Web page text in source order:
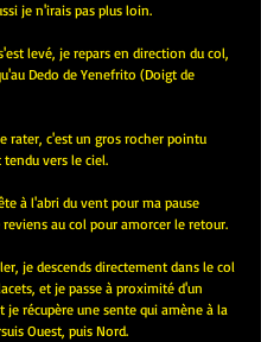
je n'irais pas plus loin.
levé, je repars en direction du col,
Dedo de Yenefrito (Doigt de
rater, c'est un gros rocher pointu
vers le ciel.
à l'abri du vent pour ma pause
au col pour amorcer le retour.
je descends directement dans le col
et je passe à proximité d'un
je récupère une sente qui amène à la
Ouest, puis Nord.